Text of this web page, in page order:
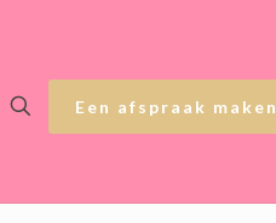
Een afspraak maken